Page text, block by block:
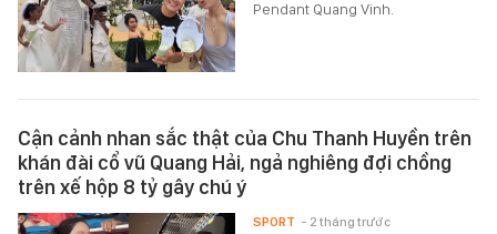
Pendant Quang Vinh.
Cận cảnh nhan sắc thật của Chu Thanh Huyền trên
khán đài cổ vũ Quang Hải, ngả nghiêng đợi chồng
trên xế hộp 8 tỷ gây chú ý
SPORT - 2 tháng trước